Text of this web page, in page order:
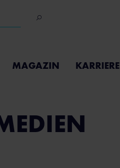
MAGAZIN KARRIERE